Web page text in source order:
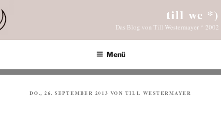
Inhalt
springen
till we *)
Das Blog von Till Westermayer * 2002
Menü
VERÖFFENTLICHT
DO., 26. SEPTEMBER 2013 VON TILL WESTERMAYER